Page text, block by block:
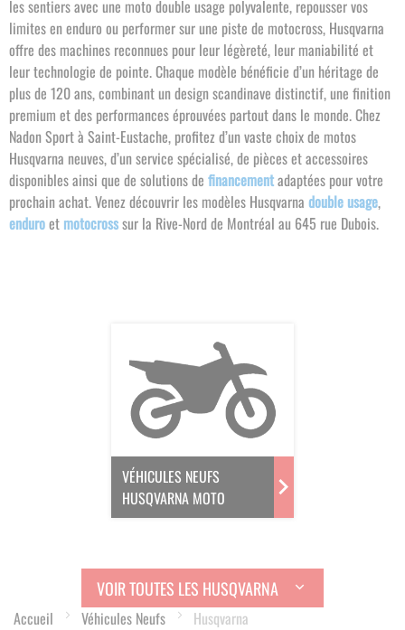
les sentiers avec une moto double usage polyvalente, repousser vos
limites en enduro ou performer sur une piste de motocross, Husqvarna
offre des machines reconnues pour leur légèreté, leur maniabilité et
leur technologie de pointe. Chaque modèle bénéficie d’un héritage de
plus de 120 ans, combinant un design scandinave distinctif, une finition
premium et des performances éprouvées partout dans le monde. Chez
Nadon Sport à Saint-Eustache, profitez d’un vaste choix de motos
Husqvarna neuves, d’un service spécialisé, de pièces et accessoires
disponibles ainsi que de solutions de financementadaptées pour votre
prochain achat. Venez découvrir les modèles Husqvarna double usage,
enduroet motocrosssur la Rive-Nord de Montréal au 645 rue Dubois.
VÉHICULES NEUFS
HUSQVARNA MOTO
VOIR TOUTES LES HUSQVARNA
Accueil Véhicules Neufs Husqvarna